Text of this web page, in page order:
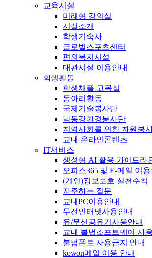
교육시설
미래형 강의실
시설소개
학생기숙사
글로벌스포츠센터
편의복지시설
대관시설 이용안내
학생활동
학생채플-교목실
동아리활동
국제기술봉사단
낙동강환경봉사단
지역사회를 위한 자원봉
교내 온라인콘텐츠
IT서비스
생성형 AI 활용 가이드라
오피스365 및 E-메일 이용
(개인)정보보호 실천수칙
자주하는 질문
교내PC이용안내
무선인터넷사용안내
유/무선공유기사용안내
교내 불법소프트웨어 사
불법폰트 사용금지 안내
kowon메일 이용 안내